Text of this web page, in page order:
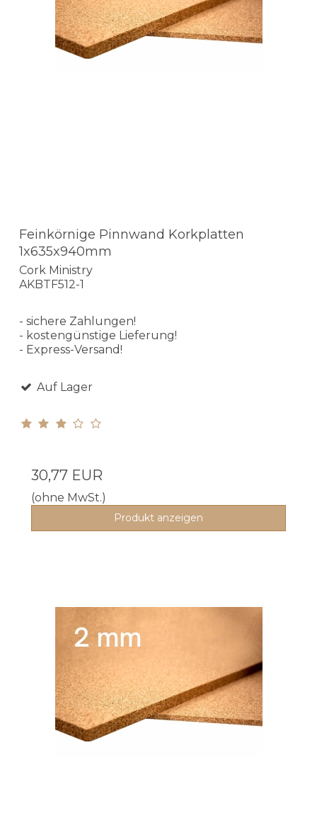
Feinkörnige Pinnwand Korkplatten
1x635x940mm
Cork Ministry
AKBTF512-1
- sichere Zahlungen!
- kostengünstige Lieferung!
- Express-Versand!
Auf Lager
30,77 EUR
(ohne MwSt.)
Produkt anzeigen